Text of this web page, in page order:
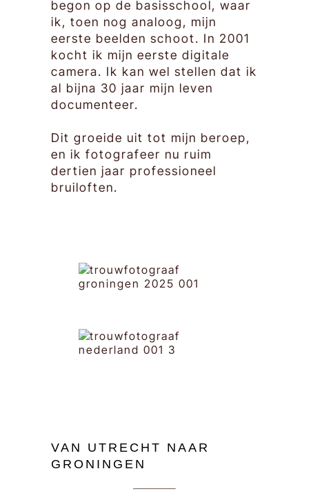
begon op de basisschool, waar
ik, toen nog analoog, mijn
eerste beelden schoot. In 2001
kocht ik mijn eerste digitale
camera. Ik kan wel stellen dat ik
al bijna 30 jaar mijn leven
documenteer.
Dit groeide uit tot mijn beroep,
en ik fotografeer nu ruim
dertien jaar professioneel
bruiloften.
VAN UTRECHT NAAR
GRONINGEN